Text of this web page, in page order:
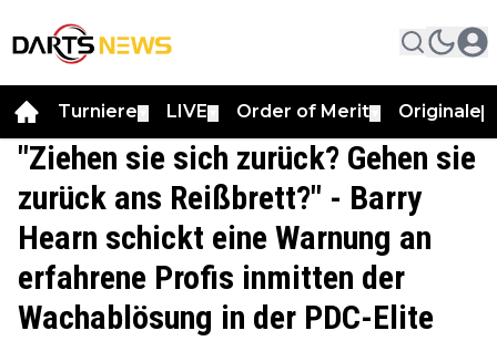
Turniere LIVE Order of Merit Originale
"Ziehen sie sich zurück? Gehen sie
zurück ans Reißbrett?" - Barry
Hearn schickt eine Warnung an
erfahrene Profis inmitten der
Wachablösung in der PDC-Elite